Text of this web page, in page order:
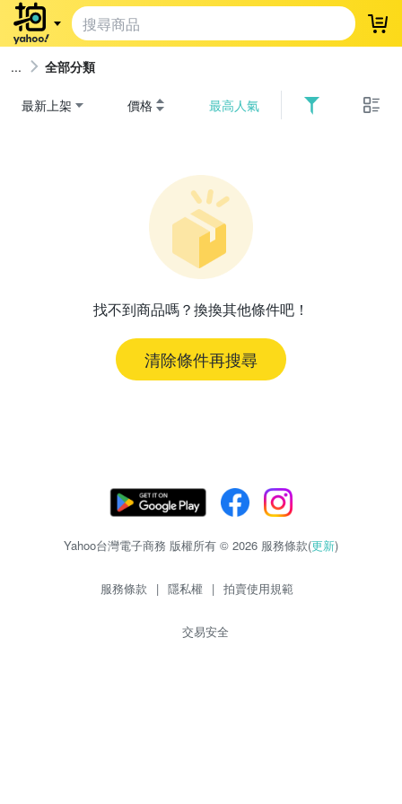
登
全部分類
最新上架 價格 最高人氣
找不到商品嗎？換換其他條件吧！
清除條件再搜尋
Yahoo台灣電子商務 版權所有 © 2026 服務條款(更新)
服務條款 | 隱私權 | 拍賣使用規範
交易安全